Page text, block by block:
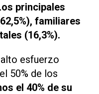
principales
familiares
(16,3%).
esfuerzo
50% de los
el 40% de su